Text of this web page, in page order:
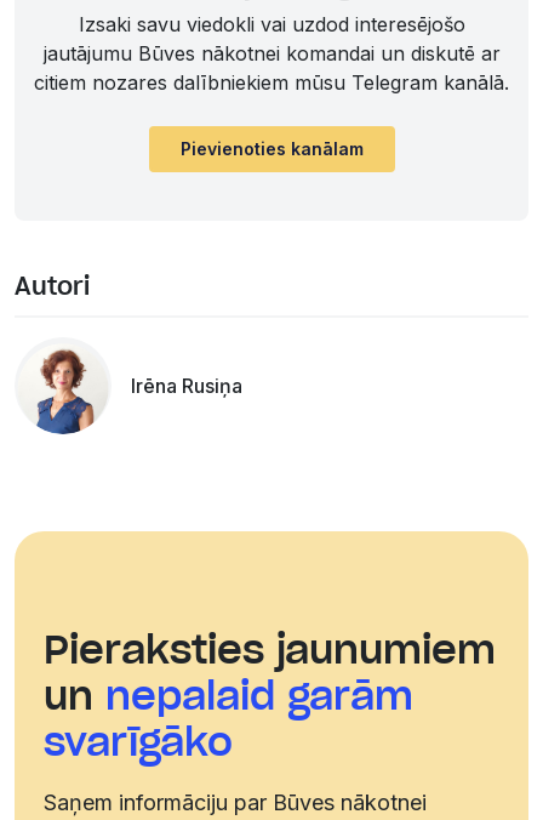
Izsaki savu viedokli vai uzdod interesējošo
jautājumu Būves nākotnei komandai un diskutē ar
citiem nozares dalībniekiem mūsu Telegram kanālā.
Pievienoties kanālam
Autori
Irēna Rusiņa
Pieraksties jaunumiem
un nepalaid garām
svarīgāko
Saņem informāciju par Būves nākotnei